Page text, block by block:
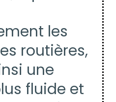
les
routières,
une
fluide et